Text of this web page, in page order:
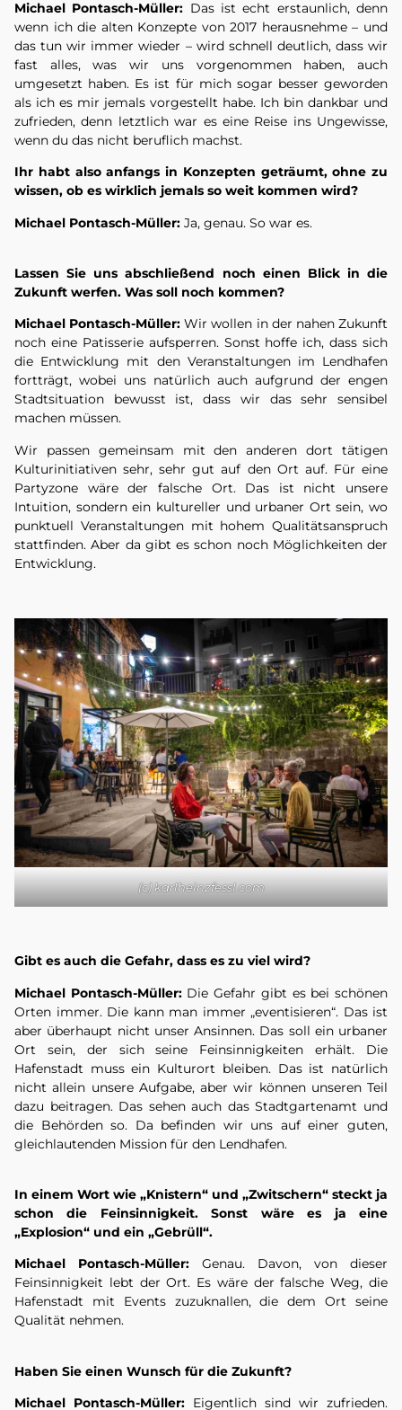
Michael Pontasch-Müller: Das ist echt erstaunlich, denn
wenn ich die alten Konzepte von 2017 herausnehme – und
das tun wir immer wieder – wird schnell deutlich, dass wir
fast alles, was wir uns vorgenommen haben, auch
umgesetzt haben. Es ist für mich sogar besser geworden
als ich es mir jemals vorgestellt habe. Ich bin dankbar und
zufrieden, denn letztlich war es eine Reise ins Ungewisse,
wenn du das nicht beruflich machst.
Ihr habt also anfangs in Konzepten geträumt, ohne zu
wissen, ob es wirklich jemals so weit kommen wird?
Michael Pontasch-Müller: Ja, genau. So war es.
Lassen Sie uns abschließend noch einen Blick in die
Zukunft werfen. Was soll noch kommen?
Michael Pontasch-Müller: Wir wollen in der nahen Zukunft
noch eine Patisserie aufsperren. Sonst hoffe ich, dass sich
die Entwicklung mit den Veranstaltungen im Lendhafen
fortträgt, wobei uns natürlich auch aufgrund der engen
Stadtsituation bewusst ist, dass wir das sehr sensibel
machen müssen.
Wir passen gemeinsam mit den anderen dort tätigen
Kulturinitiativen sehr, sehr gut auf den Ort auf. Für eine
Partyzone wäre der falsche Ort. Das ist nicht unsere
Intuition, sondern ein kultureller und urbaner Ort sein, wo
punktuell Veranstaltungen mit hohem Qualitätsanspruch
stattfinden. Aber da gibt es schon noch Möglichkeiten der
Entwicklung.
(c) karlheinzfessl.com
Gibt es auch die Gefahr, dass es zu viel wird?
Michael Pontasch-Müller:Die Gefahr gibt es bei schönen
Orten immer. Die kann man immer „eventisieren“. Das ist
aber überhaupt nicht unser Ansinnen. Das soll ein urbaner
Ort sein, der sich seine Feinsinnigkeiten erhält. Die
Hafenstadt muss ein Kulturort bleiben. Das ist natürlich
nicht allein unsere Aufgabe, aber wir können unseren Teil
dazu beitragen. Das sehen auch das Stadtgartenamt und
die Behörden so. Da befinden wir uns auf einer guten,
gleichlautenden Mission für den Lendhafen.
In einem Wort wie „Knistern“ und „Zwitschern“ steckt ja
schon die Feinsinnigkeit.
Sonst wäre es ja eine
„Explosion“ und ein „Gebrüll“.
Michael Pontasch-Müller: Genau. Davon, von dieser
Feinsinnigkeit lebt der Ort. Es wäre der falsche Weg, die
Hafenstadt mit Events zuzuknallen, die dem Ort seine
Qualität nehmen.
Haben Sie einen Wunsch für die Zukunft?
Michael Pontasch-Müller: Eigentlich sind wir zufrieden.